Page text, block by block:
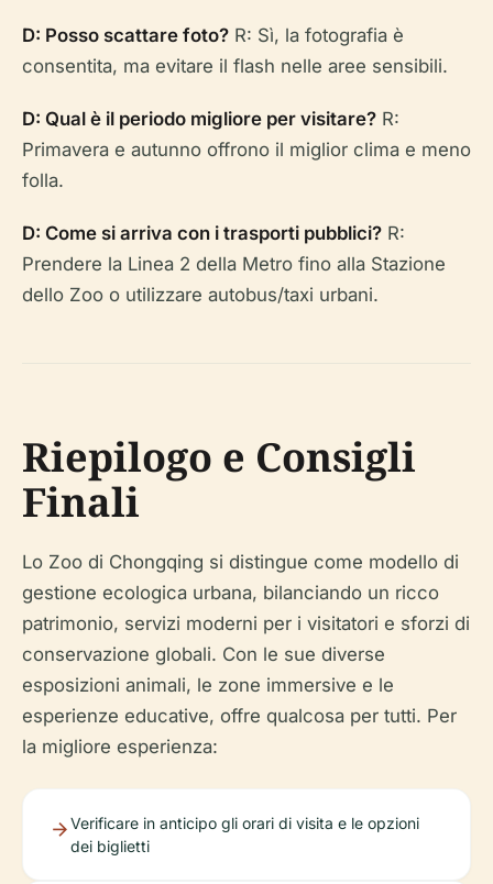
D: Posso scattare foto? R: Sì, la fotografia è
consentita, ma evitare il flash nelle aree sensibili.
D: Qual è il periodo migliore per visitare? R:
Primavera e autunno offrono il miglior clima e meno
folla.
D: Come si arriva con i trasporti pubblici? R:
Prendere la Linea 2 della Metro fino alla Stazione
dello Zoo o utilizzare autobus/taxi urbani.
Riepilogo e Consigli
Finali
Lo Zoo di Chongqing si distingue come modello di
gestione ecologica urbana, bilanciando un ricco
patrimonio, servizi moderni per i visitatori e sforzi di
conservazione globali. Con le sue diverse
esposizioni animali, le zone immersive e le
esperienze educative, offre qualcosa per tutti. Per
la migliore esperienza:
Verificare in anticipo gli orari di visita e le opzioni
dei biglietti